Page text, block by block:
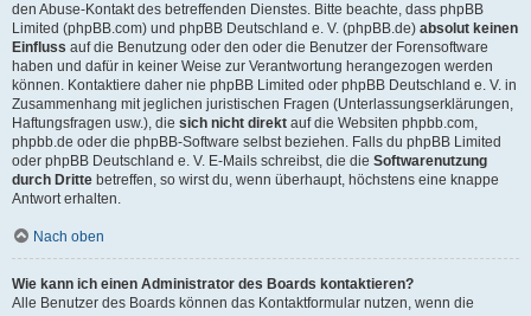
den Abuse-Kontakt des betreffenden Dienstes. Bitte beachte, dass phpBB
Limited (phpBB.com) und phpBB Deutschland e. V. (phpBB.de) absolut keinen
Einfluss auf die Benutzung oder den oder die Benutzer der Forensoftware
haben und dafür in keiner Weise zur Verantwortung herangezogen werden
können. Kontaktiere daher nie phpBB Limited oder phpBB Deutschland e. V. in
Zusammenhang mit jeglichen juristischen Fragen (Unterlassungserklärungen,
Haftungsfragen usw.), die sich nicht direkt auf die Websiten phpbb.com,
phpbb.de oder die phpBB-Software selbst beziehen. Falls du phpBB Limited
oder phpBB Deutschland e. V. E-Mails schreibst, die die Softwarenutzung
durch Dritte betreffen, so wirst du, wenn überhaupt, höchstens eine knappe
Antwort erhalten.
Nach oben
Wie kann ich einen Administrator des Boards kontaktieren?
Alle Benutzer des Boards können das Kontaktformular nutzen, wenn die